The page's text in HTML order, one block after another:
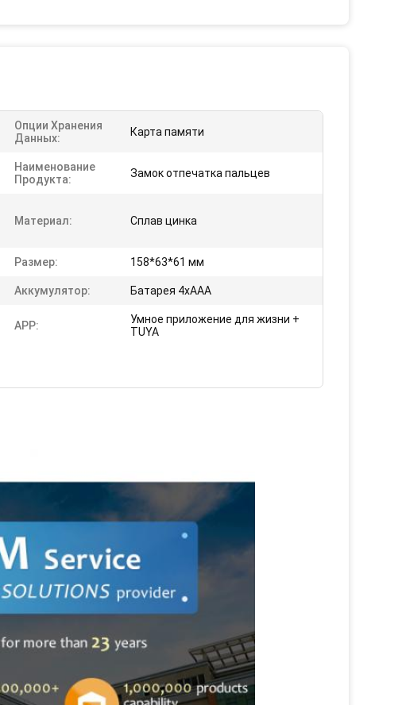
Опции Хранения
Данных:
Карта памяти
Наименование
Продукта:
Замок отпечатка пальцев
Материал: Сплав цинка
Размер: 158*63*61 мм
Аккумулятор: Батарея 4xAAA
APP:
Умное приложение для жизни +
TUYA